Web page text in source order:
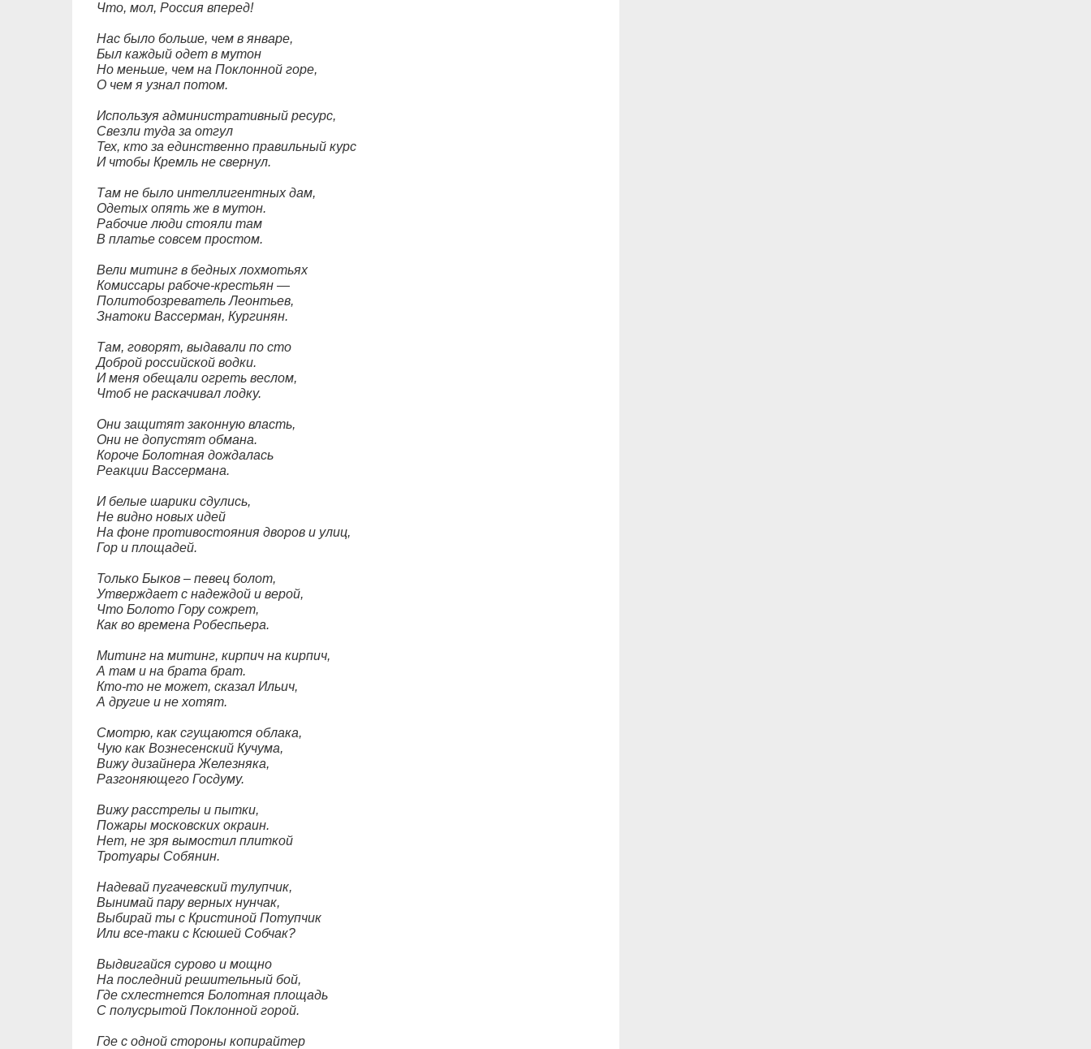
Что, мол, Россия вперед!
Нас было больше, чем в январе,
Был каждый одет в мутон
Но меньше, чем на Поклонной горе,
О чем я узнал потом.
Используя административный ресурс,
Свезли туда за отгул
Тех, кто за единственно правильный курс
И чтобы Кремль не свернул.
Там не было интеллигентных дам,
Одетых опять же в мутон.
Рабочие люди стояли там
В платье совсем простом.
Вели митинг в бедных лохмотьях
Комиссары рабоче-крестьян —
Политобозреватель Леонтьев,
Знатоки Вассерман, Кургинян.
Там, говорят, выдавали по сто
Доброй российской водки.
И меня обещали огреть веслом,
Чтоб не раскачивал лодку.
Они защитят законную власть,
Они не допустят обмана.
Короче Болотная дождалась
Реакции Вассермана.
И белые шарики сдулись,
Не видно новых идей
На фоне противостояния дворов и улиц,
Гор и площадей.
Только Быков – певец болот,
Утверждает с надеждой и верой,
Что Болото Гору сожрет,
Как во времена Робеспьера.
Митинг на митинг, кирпич на кирпич,
А там и на брата брат.
Кто-то не может, сказал Ильич,
А другие и не хотят.
Смотрю, как сгущаются облака,
Чую как Вознесенский Кучума,
Вижу дизайнера Железняка,
Разгоняющего Госдуму.
Вижу расстрелы и пытки,
Пожары московских окраин.
Нет, не зря вымостил плиткой
Тротуары Собянин.
Надевай пугачевский тулупчик,
Вынимай пару верных нунчак,
Выбирай ты с Кристиной Потупчик
Или все-таки с Ксюшей Собчак?
Выдвигайся сурово и мощно
На последний решительный бой,
Где схлестнется Болотная площадь
С полусрытой Поклонной горой.
Где с одной стороны копирайтер